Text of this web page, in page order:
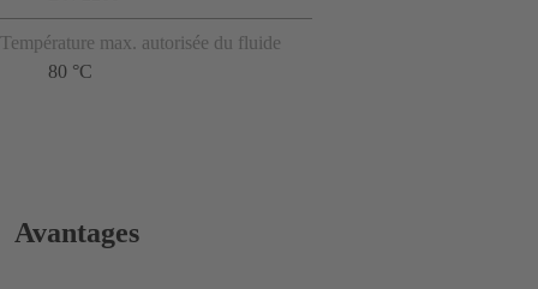
Température max. autorisée du fluide
80 °C
Avantages